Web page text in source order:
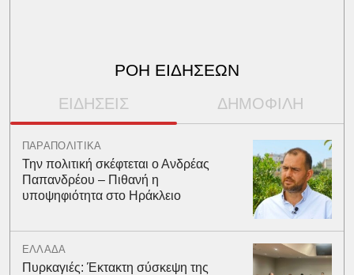
ΡΟΗ ΕΙΔΗΣΕΩΝ
ΕΙΔΗΣΕΙΣ ΔΗΜΟΦΙΛΗ
ΠΑΡΑΠΟΛΙΤΙΚΑ
Την πολιτική σκέφτεται ο Ανδρέας
Παπανδρέου – Πιθανή η
υποψηφιότητα στο Ηράκλειο
ΕΛΛΑΔΑ
Πυρκαγιές: Έκτακτη σύσκεψη της